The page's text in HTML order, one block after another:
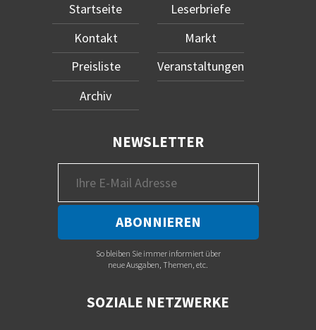
Startseite
Kontakt
Preisliste
Archiv
Leserbriefe
Markt
Veranstaltungen
NEWSLETTER
So bleiben Sie immer informiert über
neue Ausgaben, Themen, etc.
SOZIALE NETZWERKE